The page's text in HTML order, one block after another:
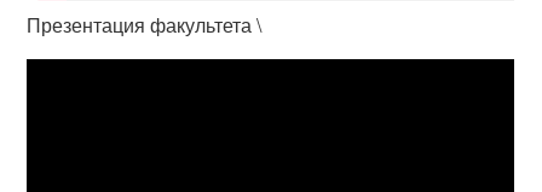
Презентация факультета \